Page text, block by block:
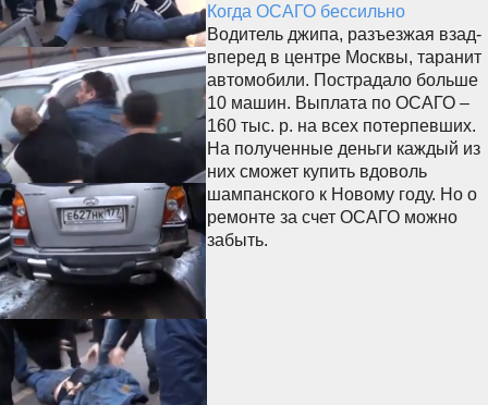
Когда ОСАГО бессильно
Водитель джипа, разъезжая взад-
вперед в центре Москвы, таранит
автомобили. Пострадало больше
10 машин. Выплата по ОСАГО –
160 тыс. р. на всех потерпевших.
На полученные деньги каждый из
них сможет купить вдоволь
шампанского к Новому году. Но о
ремонте за счет ОСАГО можно
забыть.